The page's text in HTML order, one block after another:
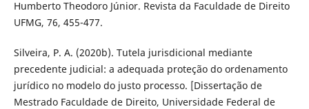
Humberto Theodoro Júnior. Revista da Faculdade de Direito
UFMG, 76, 455-477.
Silveira, P. A. (2020b). Tutela jurisdicional mediante
precedente judicial: a adequada proteção do ordenamento
jurídico no modelo do justo processo. [Dissertação de
Mestrado Faculdade de Direito, Universidade Federal de